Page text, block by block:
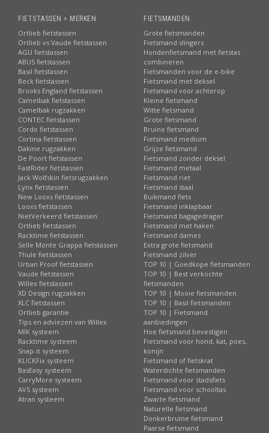
FIETSTASSEN > MERKEN
Ortlieb fietstassen
Ortlieb vs Vaude fietstassen
AGU fietstassen
ABUS fietstassen
Basil fietstassen
Beck fietstassen
Brooks England fietstassen
Camelbak fietstassen
Camelbak rugzakken
CONTEC fietstassen
Cordo fietstassen
Cortina fietstassen
Dakine rugzakken
De Poort fietstassen
FastRider fietstassen
Jack Wolfskin fietsrugzakken
Lynx fietstassen
New Looxs fietstassen
Looxs fietstassen
NietVerkeerd fietstassen
Ortlieb fietstassen
Racktime fietstassen
Selle Monte Grappa fietstassen
Thule fietstassen
Urban Proof fietstassen
Vaude fietstassen
Willex fietstassen
XD Design rugzakken
XLC fietstassen
Ortlieb garantie
Tips en adviezen van Willex
MIK systeem
Racktime systeem
Snap-it systeem
KLICKFix systeem
BasEasy systeem
CarryMore systeem
AVS systeem
Atran systeem
FIETSMANDEN
Grote fietsmanden
Fietsmand slingers
Hondenfietsmand met fietstas
combineren
Fietsmanden voor de e-bike
Fietsmand met deksel
Fietsmand voor achterop
Kleine fietsmand
Witte fietsmand
Grote fietsmand
Bruine fietsmand
Fietsmand medium
Grijze fietsmand
Fietsmand zonder deksel
Fietsmand metaal
Fietsmand riet
Fietsmand staal
Buikmand fiets
Fietsmand inklapbaar
Fietsmand bagagedrager
Fietsmand met haken
Fietsmand dames
Extra grote fietsmand
Fietsmand zilver
TOP 10 | Goedkope fietsmanden
TOP 10 | Best verkochte
fietsmanden
TOP 10 | Mooie fietsmanden
TOP 10 | Basil fietsmanden
TOP 10 | Fietsmand
aanbiedingen
Hoe fietsmand bevestigen
Fietsmand voor hond, kat, poes,
konijn
Fietsmand of fietskrat
Waterdichte fietsmanden
Fietsmand voor stadsfiets
Fietsmand voor schooltas
Zwarte fietsmand
Naturelle fietsmand
Donkerbruine fietsmand
Paarse fietsmand